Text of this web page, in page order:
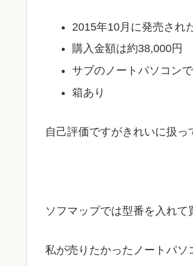
2015年10月に発売され
購入金額は約38,000円
サブのノートパソコン
箱あり
自己評価ですがきれいに扱っ
ソフマップでは型番を入れて
私が売りたかったノートパソ